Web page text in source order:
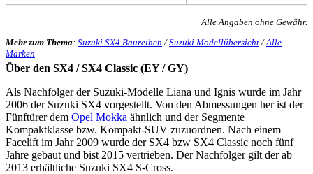
Alle Angaben ohne Gewähr.
Mehr zum Thema: Suzuki SX4 Baureihen /Suzuki Modellübersicht/Alle
Marken
Über den SX4 / SX4 Classic (EY / GY)
Als Nachfolger der Suzuki-Modelle Liana und Ignis wurde im Jahr
2006 der Suzuki SX4 vorgestellt. Von den Abmessungen her ist der
Fünftürer dem Opel Mokka ähnlich und der Segmente
Kompaktklasse bzw. Kompakt-SUV zuzuordnen. Nach einem
Facelift im Jahr 2009 wurde der SX4 bzw SX4 Classic noch fünf
Jahre gebaut und bist 2015 vertrieben. Der Nachfolger gilt der ab
2013 erhältliche Suzuki SX4 S-Cross.